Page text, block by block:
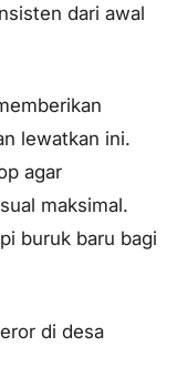
dari awal
lewatkan ini.
agar
maksimal.
buruk baru bagi
di desa